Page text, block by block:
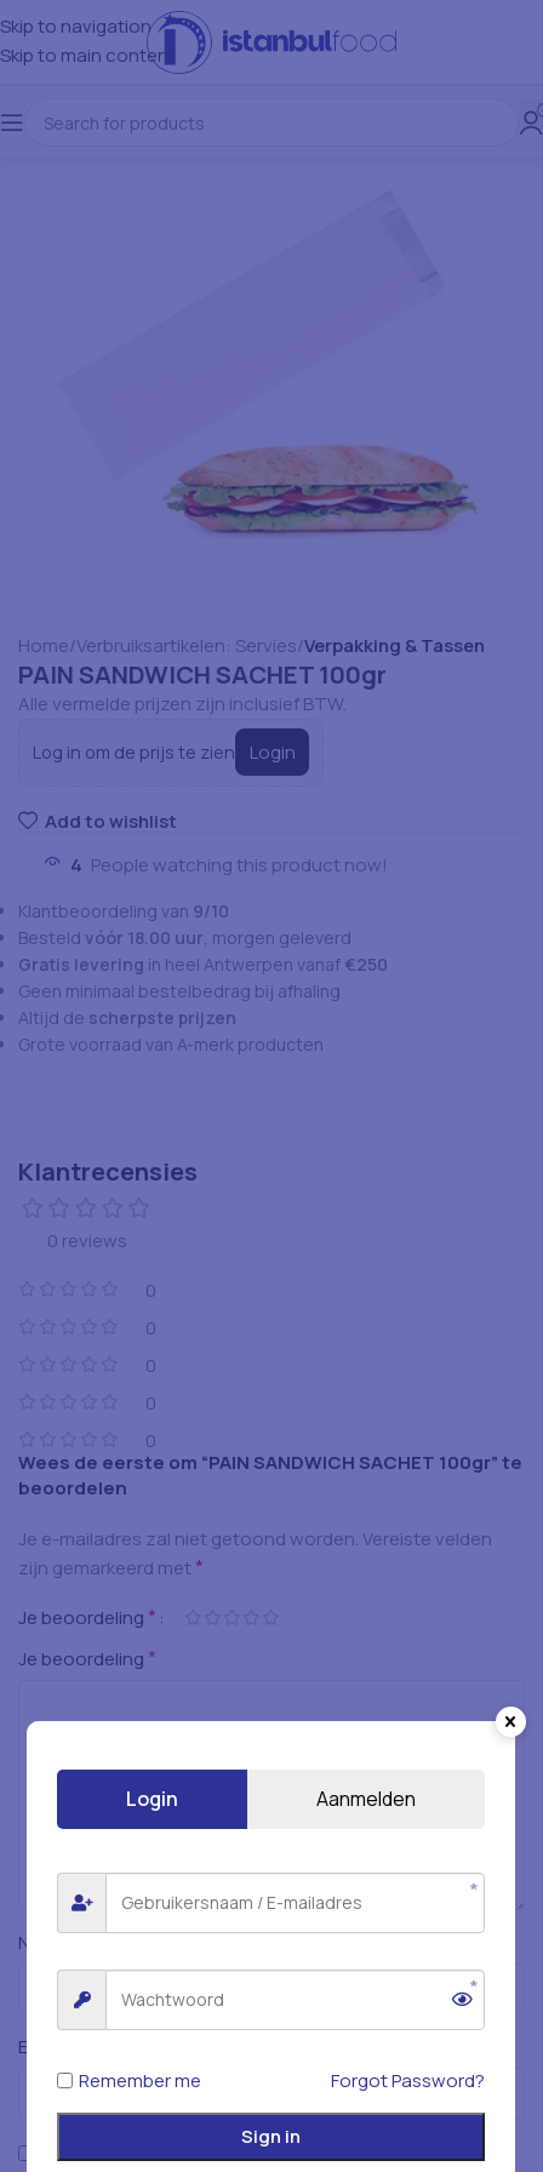
Skip to navigation
Skip to main content
Home Verbruiksartikelen: Servies Verpakking & Tassen
PAIN SANDWICH SACHET 100gr
Alle vermelde prijzen zijn inclusief BTW.
Log in om de prijs te zien Login
Add to wishlist
4 People watching this product now!
Klantbeoordeling van 9/10
Besteld vóór 18.00 uur, morgen geleverd
Gratis levering in heel Antwerpen vanaf €250
Geen minimaal bestelbedrag bij afhaling
Altijd de scherpste prijzen
Grote voorraad van A-merk producten
Klantrecensies
0 reviews
0
0
0
0
0
Wees de eerste om “PAIN SANDWICH SACHET 100gr” te
beoordelen
Je e-mailadres zal niet getoond worden.Vereiste velden
zijn gemarkeerd met *
Je beoordeling *
Je beoordeling *
Naam *
E-mail
Mijn naam, e-mailadres en website opslaan in deze
Login Aanmelden
Remember me Forgot Password?
Sign in